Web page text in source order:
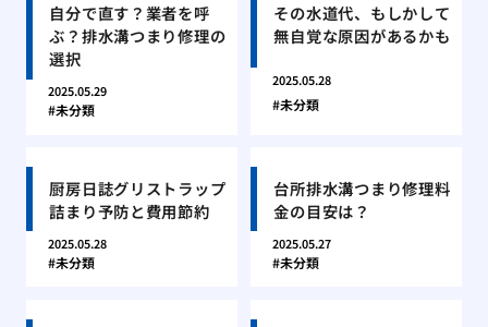
自分で直す？業者を呼
ぶ？排水溝つまり修理の
選択
2025.05.29
未分類
その水道代、もしかして
無自覚な原因があるかも
2025.05.28
未分類
厨房日誌グリストラップ
詰まり予防と費用節約
2025.05.28
未分類
台所排水溝つまり修理料
金の目安は？
2025.05.27
未分類